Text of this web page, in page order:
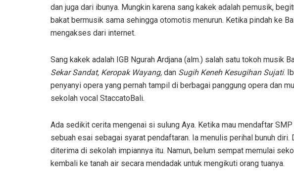
dan juga dari ibunya. Mungkin karena sang kakek adalah pemusik,
bakat bermusik sama sehingga otomotis menurun. Ketika pindah ke
mengakses dari internet.
Sang kakek adalah IGB Ngurah Ardjana (alm.) salah satu tokoh musik
Sekar Sandat, Keropak Wayang, dan Sugih Keneh Kesugihan Sujati.
penyanyi opera yang pernah tampil di berbagai panggung opera dan
sekolah vocal StaccatoBali.
Ada sedikit cerita mengenai si sulung Aya. Ketika mau mendaftar
sebuah esai sebagai syarat pendaftaran. Ia menulis perihal bunuh diri.
diterima di sekolah impiannya itu. Namun, belum sempat memulai
kembali ke tanah air secara mendadak untuk mengikuti orang tuanya.